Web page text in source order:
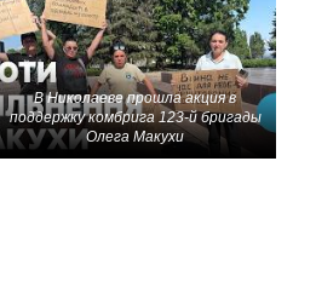
В Николаеве прошла акция в
поддержку комбрига 123-й бригады
Олега Макухи